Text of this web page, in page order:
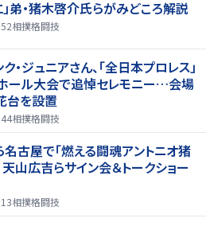
弟・猪木啓介氏らがみどころ解説
相撲格闘技
ク・ジュニアさん、「全日本プロレス」
ホール大会で追悼セレモニー…会場
台を設置
相撲格闘技
名古屋で「燃える闘魂アントニオ猪
山広吉らサイン会＆トークショー
相撲格闘技